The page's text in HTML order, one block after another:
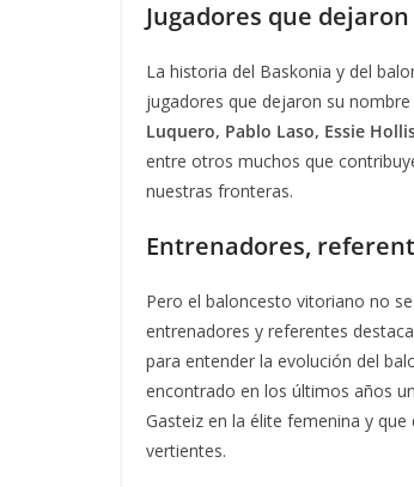
Jugadores que
La historia del Baskonia y del
jugadores que dejaron su
Luquero, Pablo Laso, Essie
entre otros muchos que
nuestras fronteras.
Entrenadores,
Pero el baloncesto vitoriano no
entrenadores y referentes
para entender la evolución del
encontrado en los últimos años
Gasteiz en la élite femenina y
vertientes.